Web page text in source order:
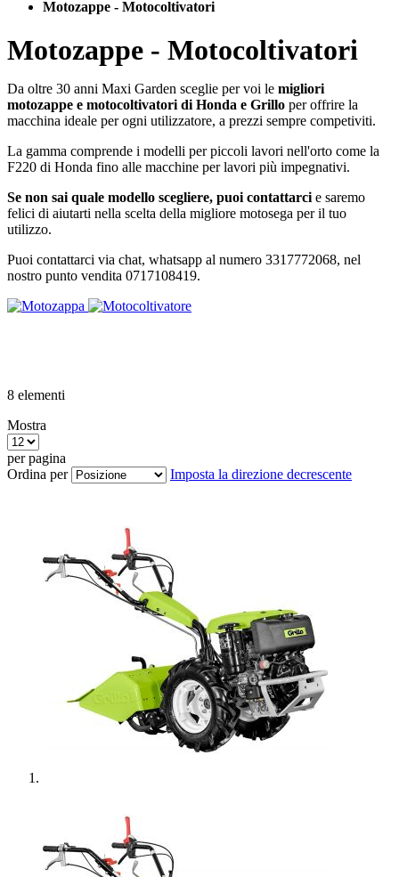
Motozappe - Motocoltivatori
Motozappe - Motocoltivatori
Da oltre 30 anni Maxi Garden sceglie per voi le migliori
motozappe e motocoltivatori di Honda e Grillo per offrire la
macchina ideale per ogni utilizzatore, a prezzi sempre competiviti.
La gamma comprende i modelli per piccoli lavori nell'orto come la
F220 di Honda fino alle macchine per lavori più impegnativi.
Se non sai quale modello scegliere, puoi contattarcie saremo
felici di aiutarti nella scelta della migliore motosega per il tuo
utilizzo.
Puoi contattarci via chat, whatsapp al numero 3317772068, nel
nostro punto vendita 0717108419.
8 elementi
Mostra
per pagina
Ordina per
Imposta la direzione decrescente